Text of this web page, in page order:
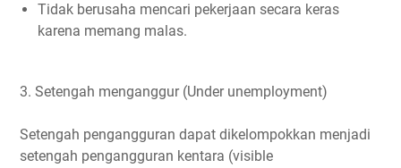
Tidak berusaha mencari pekerjaan secara keras
karena memang malas.
3. Setengah menganggur (Under unemployment)
Setengah pengangguran dapat dikelompokkan menjadi
setengah pengangguran kentara (visible